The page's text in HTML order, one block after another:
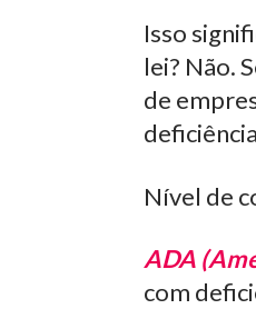
Isso
lei? Não.
de
Nível de
ADA
com